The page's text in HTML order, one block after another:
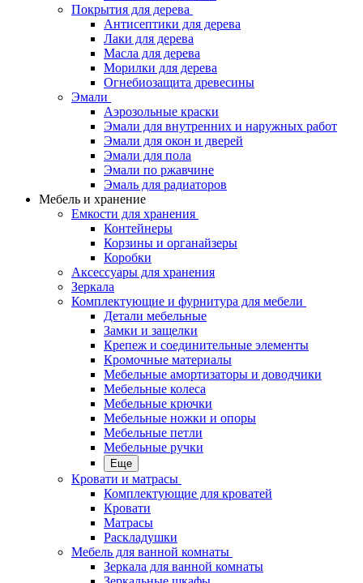
Покрытия для дерева
Антисептики для дерева
Лаки для дерева
Масла для дерева
Морилки для дерева
Огнебиозащита древесины
Эмали
Аэрозольные краски
Эмали для внутренних и наружных работ
Эмали для окон и дверей
Эмали для пола
Эмали по ржавчине
Эмаль для радиаторов
Мебель и хранение
Емкости для хранения
Контейнеры
Корзины и органайзеры
Коробки
Аксессуары для хранения
Зеркала
Комплектующие и фурнитура для мебели
Детали мебельные
Замки и защелки
Крепеж и соединительные элементы
Кромочные материалы
Мебельные амортизаторы и доводчики
Мебельные колеса
Мебельные крючки
Мебельные ножки и опоры
Мебельные петли
Мебельные ручки
Еще
Кровати и матрасы
Комплектующие для кроватей
Кровати
Матрасы
Раскладушки
Мебель для ванной комнаты
Зеркала для ванной комнаты